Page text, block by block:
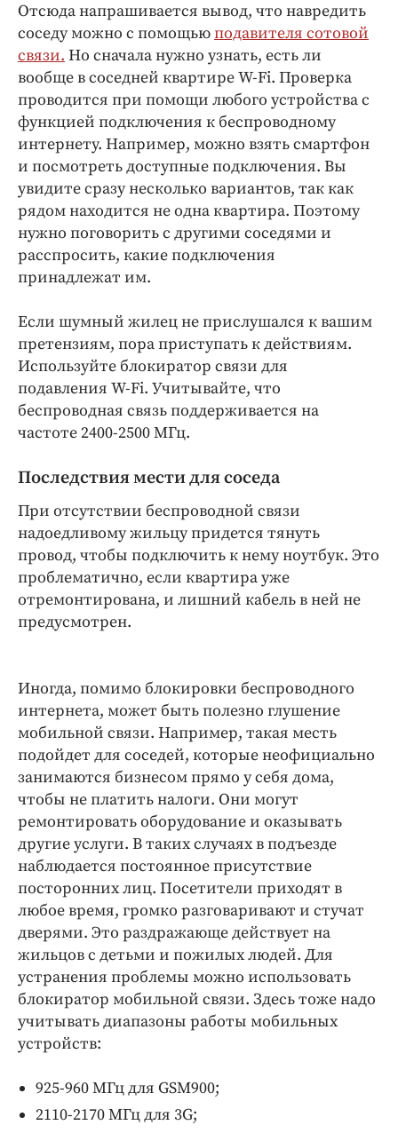
Отсюда напрашивается вывод, что навредить
соседу можно с помощьюподавителя сотовой
связи. Но сначала нужно узнать, есть ли
вообще в соседней квартире W-Fi. Проверка
проводится при помощи любого устройства с
функцией подключения к беспроводному
интернету. Например, можно взять смартфон
и посмотреть доступные подключения. Вы
увидите сразу несколько вариантов, так как
рядом находится не одна квартира. Поэтому
нужно поговорить с другими соседями и
расспросить, какие подключения
принадлежат им.
Если шумный жилец не прислушался к вашим
претензиям, пора приступать к действиям.
Используйте блокиратор связи для
подавления W-Fi. Учитывайте, что
беспроводная связь поддерживается на
частоте 2400-2500 МГц.
Последствия мести для соседа
При отсутствии беспроводной связи
надоедливому жильцу придется тянуть
провод, чтобы подключить к нему ноутбук. Это
проблематично, если квартира уже
отремонтирована, и лишний кабель в ней не
предусмотрен.
Иногда, помимо блокировки беспроводного
интернета, может быть полезно глушение
мобильной связи. Например, такая месть
подойдет для соседей, которые неофициально
занимаются бизнесом прямо у себя дома,
чтобы не платить налоги. Они могут
ремонтировать оборудование и оказывать
другие услуги. В таких случаях в подъезде
наблюдается постоянное присутствие
посторонних лиц. Посетители приходят в
любое время, громко разговаривают и стучат
дверями. Это раздражающе действует на
жильцов с детьми и пожилых людей. Для
устранения проблемы можно использовать
блокиратор мобильной связи. Здесь тоже надо
учитывать диапазоны работы мобильных
устройств:
925-960 МГц для GSM900;
2110-2170 МГц для 3G;